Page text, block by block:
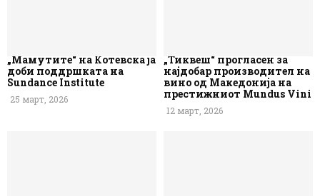
„Мамутите“ на Котевска ја
доби поддршката на
Sundance Institute
25 март, 2026
„Тиквеш“ прогласен за
најдобар производител на
вино од Македонија на
престижниот Mundus Vini
12 март, 2026